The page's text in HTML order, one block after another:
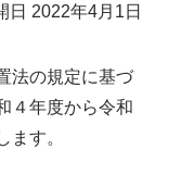
日 2022年4月1日
法の規定に基づ
４年度から令和
ます。